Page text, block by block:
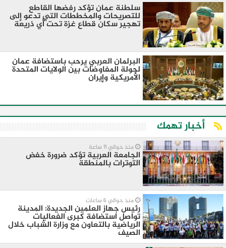
سلطنة عمان تؤكد رفضها القاطع
للتصريحات والمخططات التي تدعو إلى
تهجير سكان قطاع غزة تحت أي ذريعة
البرلمان العربي يرحب باستضافة عمان
لجولة المفاوضات بين الولايات المتحدة
الأمريكية وإيران
أخبار تهمك
منذ حوالي 11 ساعة
الجامعة العربية تؤكد ضرورة خفض
التوترات بالمنطقة ‏
منذ حوالي 6 ساعات
رئيس جهاز العلمين الجديدة: المدينة
تواصل استضافة كبرى الفعاليات
الرياضية بالتعاون مع وزارة الشباب خلال
الصيف